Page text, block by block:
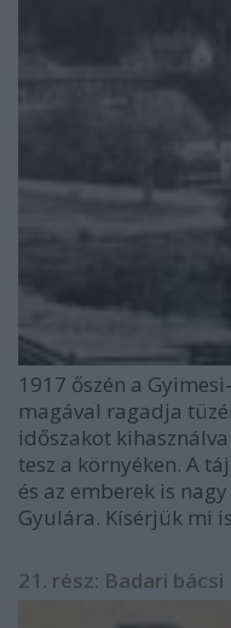
1917 őszén a
magával ragadja
időszakot
tesz a környéken. A
és az emberek is
Gyulára. Kísérjük mi
21. rész: Badari bácsi